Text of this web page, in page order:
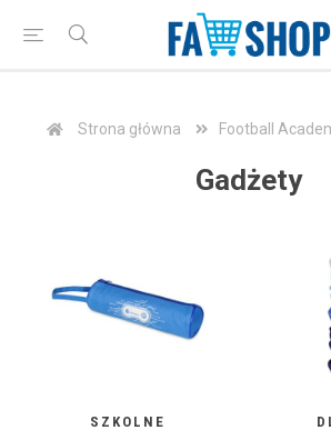
Strona główna Football
Gadżety
SZKOLNE